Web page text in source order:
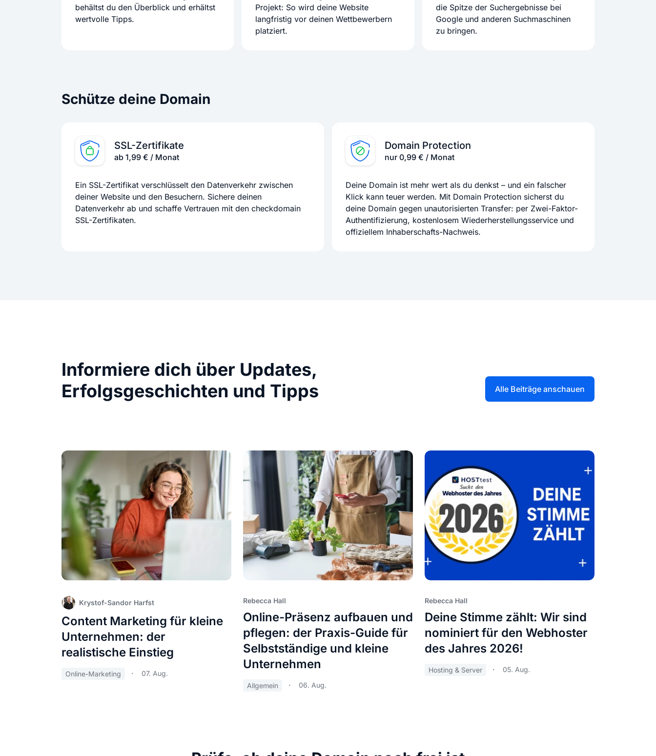
behältst du den Überblick und erhältst
wertvolle Tipps.
Projekt: So wird deine Website
langfristig vor deinen Wettbewerbern
platziert.
die Spitze der Suchergebnisse bei
Google und anderen Suchmaschinen
zu bringen.
Schütze deine Domain
SSL-Zertifikate
ab 1,99 € / Monat
Ein SSL-Zertifikat verschlüsselt den Datenverkehr zwischen
deiner Website und den Besuchern. Sichere deinen
Datenverkehr ab und schaffe Vertrauen mit den checkdomain
SSL-Zertifikaten.
Domain Protection
nur 0,99 € / Monat
Deine Domain ist mehr wert als du denkst – und ein falscher
Klick kann teuer werden. Mit Domain Protection sicherst du
deine Domain gegen unautorisierten Transfer: per Zwei-Faktor-
Authentifizierung, kostenlosem Wiederherstellungsservice und
offiziellem Inhaberschafts-Nachweis.
Informiere dich über Updates,
Erfolgsgeschichten und Tipps
Alle Beiträge anschauen
Krystof-Sandor Harfst
Content Marketing für kleine
Unternehmen: der
realistische Einstieg
Online-Marketing 07. Aug.
Rebecca Hall
Online-Präsenz aufbauen und
pflegen: der Praxis-Guide für
Selbstständige und kleine
Unternehmen
Allgemein 06. Aug.
Rebecca Hall
Deine Stimme zählt: Wir sind
nominiert für den Webhoster
des Jahres 2026!
Hosting & Server 05. Aug.